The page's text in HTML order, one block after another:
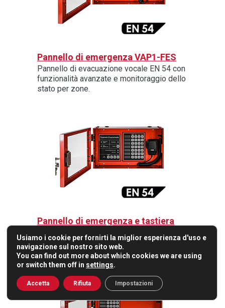
Pannello di emergenza VAP1-FES
Pannello di evacuazione vocale EN 54 con
funzionalità avanzate e monitoraggio dello
stato per zone.
Pannello di emergenza e tastiera
VAP1-FES 7Z
Pannello di evacuazione vocale EN 54 con
tastiera di espansione a 7 zone.
Usiamo i cookie per fornirti la miglior esperienza d'uso e
navigazione sul nostro sito web.
You can find out more about which cookies we are using
or switch them off in settings.
Accetta Rifiuta Impostazioni